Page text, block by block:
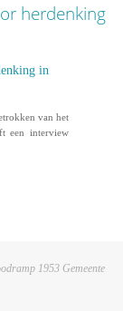
herdenking
van het
een interview
1953 Gemeente